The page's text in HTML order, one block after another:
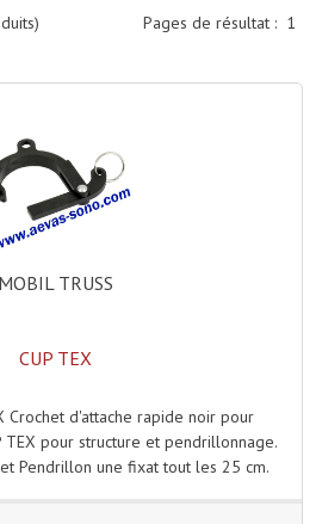
Nos Promotions
Sonorisation
Pieds Cellules Diamants
Cellule (s)
Diamants
Pieds D'enceintes
Pages de résultat : 1
MOBIL TRUSS
CUP TEX
Crochet d'attache rapide noir pour
TEX pour structure et pendrillonnage.
Pendrillon une fixat tout les 25 cm.